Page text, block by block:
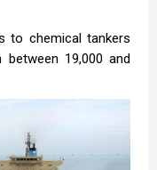
to chemical tankers
19,000 and